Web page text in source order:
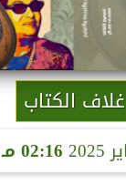
غلاف الكتاب
02:16 مـ